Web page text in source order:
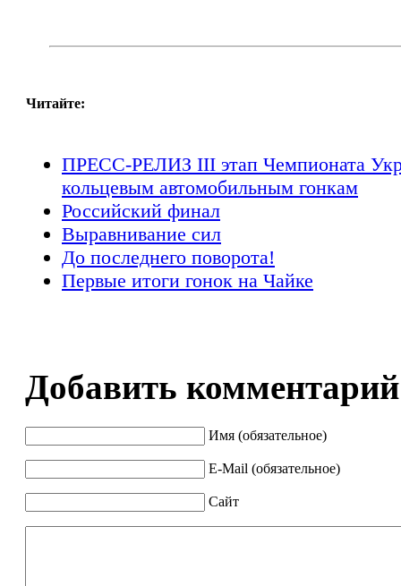
Читайте:
ПРЕСС-РЕЛИЗ III этап Чемпионата
кольцевым автомобильным гонкам
Российский финал
Выравнивание сил
До последнего поворота!
Первые итоги гонок на Чайке
Добавить комментарий
Имя (обязательное)
E-Mail (обязательное)
Сайт